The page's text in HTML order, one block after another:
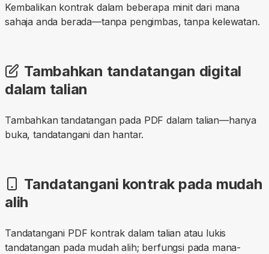
Kembalikan kontrak dalam beberapa minit dari mana
sahaja anda berada—tanpa pengimbas, tanpa kelewatan.
Tambahkan tandatangan digital
dalam talian
Tambahkan tandatangan pada PDF dalam talian—hanya
buka, tandatangani dan hantar.
Tandatangani kontrak pada mudah
alih
Tandatangani PDF kontrak dalam talian atau lukis
tandatangan pada mudah alih; berfungsi pada mana-